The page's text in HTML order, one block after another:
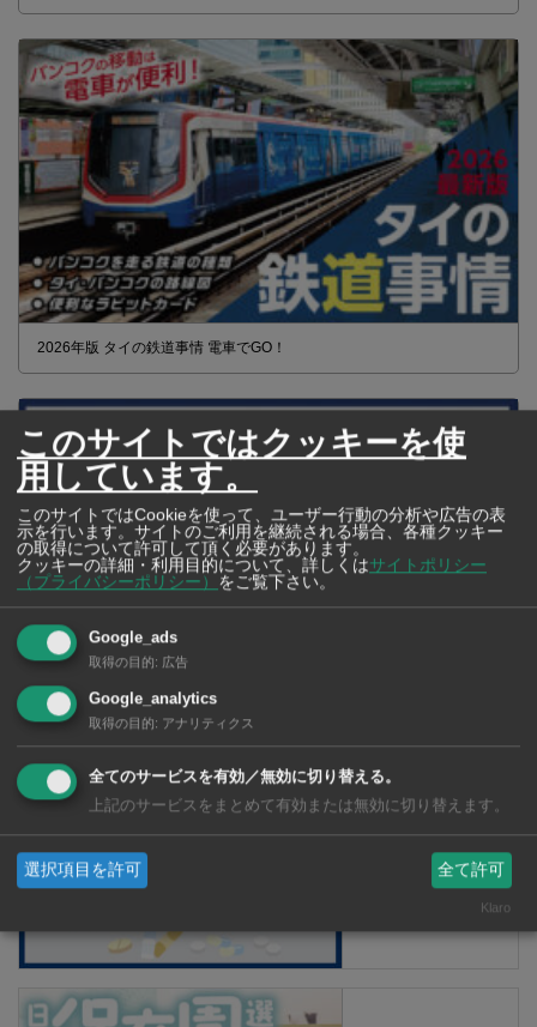
2026年版 タイの鉄道事情 電車でGO！
【タイ・バンコク】 マルシェトンロー内の「TOPS」で買える薬
2026年版
【タイ・バンコ
ク】 コンビニ（セ
ブンイレブン）で買
このサイトではクッキーを使
用しています。
このサイトではCookieを使って、ユーザー行動の分析や広告の表
示を行います。サイトのご利用を継続される場合、各種クッキー
の取得について許可して頂く必要があります。
クッキーの詳細・利用目的について、詳しくはサイトポリシー
（プライバシーポリシー）
をご覧下さい。
Google_ads
取得の目的: 広告
Google_analytics
取得の目的: アナリティクス
全てのサービスを有効／無効に切り替える。
上記のサービスをまとめて有効または無効に切り替えます。
選択項目を許可 全て許可
Klaro